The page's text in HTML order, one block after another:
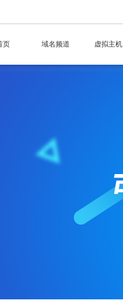
页 域名频道 虚拟主机